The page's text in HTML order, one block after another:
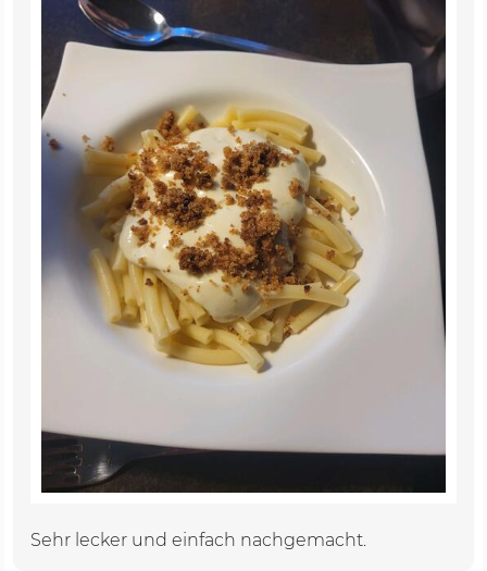
Sehr lecker und einfach nachgemacht.